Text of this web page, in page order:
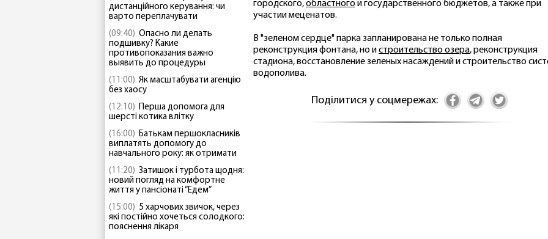
дистанційного керування: чи
варто переплачувати
(09:40) Опасно ли делать
подшивку? Какие
противопоказания важно
выявить до процедуры
(11:00) Як масштабувати агенцію
без хаосу
(12:10) Перша допомога для
шерсті котика влітку
(16:00) Батькам першокласників
виплатять допомогу до
навчального року: як отримати
(11:20) Затишок і турбота щодня:
новий погляд на комфортне
життя у пансіонаті “Едем”
(15:00) 5 харчових звичок, через
які постійно хочеться солодкого:
пояснення лікаря
городского,областного и гоcударственного бюджетов, а также при
участии меценатов.
В "зеленом сердце" парка запланирована не только полная
реконструкция фонтана, но истроительство озера, реконструкция
стадиона, восстановление зеленых насаждений и строительство
водополива.
Поділитися у соцмережах: